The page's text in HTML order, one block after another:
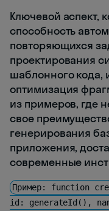
Ключевой аспект,
способность
повторяющихся
проектирования
шаблонного кода,
оптимизация
из примеров, где
свое
генерирования
приложения,
современные
Пример: function
id: generateId(),